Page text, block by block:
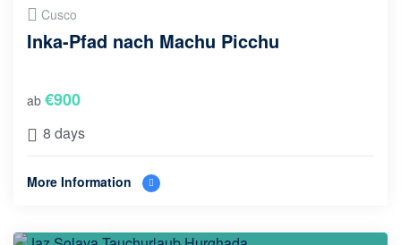
Cusco
Inka-Pfad nach Machu Picchu
ab €900
8 days
More Information